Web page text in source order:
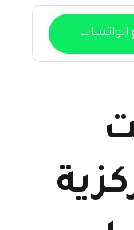
الواتساب